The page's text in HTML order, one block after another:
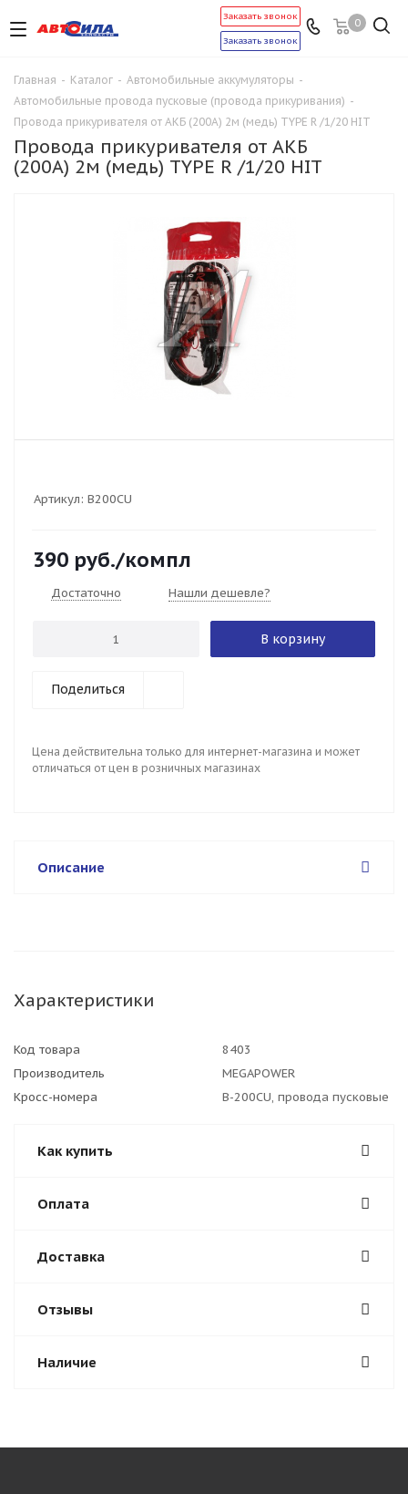
0
Заказать звонок
Заказать звонок
Главная - Каталог - Автомобильные аккумуляторы -
Автомобильные провода пусковые (провода прикуривания) -
Провода прикуривателя от АКБ (200А) 2м (медь) TYPE R /1/20 HIT
Провода прикуривателя от АКБ
(200А) 2м (медь) TYPE R /1/20 HIT
Артикул: B200CU
390 руб./компл
Достаточно Нашли дешевле?
В корзину
Поделиться
Цена действительна только для интернет-магазина и может
отличаться от цен в розничных магазинах
Описание
Характеристики
Код товара
8403
Производитель
MEGAPOWER
Кросс-номера
B-200CU, провода пусковые
Как купить
Оплата
Доставка
Отзывы
Наличие